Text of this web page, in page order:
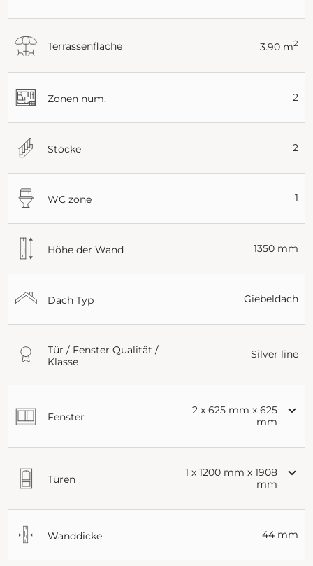
Terrassenfläche 3.90 m2
Zonen num. 2
Stöcke 2
WC zone 1
Höhe der Wand 1350 mm
Dach Typ Giebeldach
Tür / Fenster Qualität /
Klasse
Silver line
Fenster
2 x 625 mm x 625
mm
Türen
1 x 1200 mm x 1908
mm
Wanddicke 44 mm